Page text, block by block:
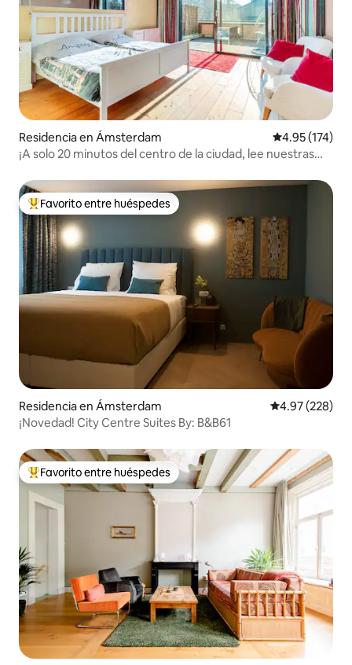
Residencia en Ámsterdam Calificación
4.95 (174)
¡A solo 20 minutos del centro de la ciudad, lee nuestras
De los mejores en Favorito entre huéspedes
Favorito entre huéspedes
Residencia en Ámsterdam Calificación
4.97 (228)
¡Novedad! City Centre Suites By: B&B61
De los mejores en Favorito entre huéspedes
Favorito entre huéspedes